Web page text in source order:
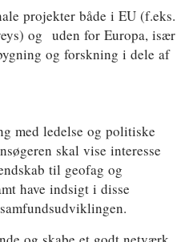
projekter både i EU (f.eks.
og uden for Europa, især
og forskning i dele af
med ledelse og politiske
skal vise interesse
til geofag og
have indsigt i disse